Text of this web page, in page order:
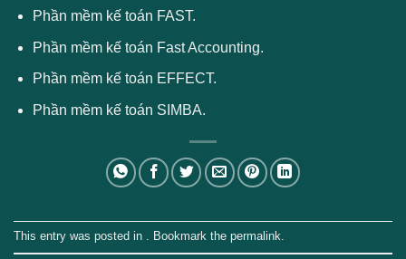
Phần mềm kế toán FAST.
Phần mềm kế toán Fast Accounting.
Phần mềm kế toán EFFECT.
Phần mềm kế toán SIMBA.
This entry was posted in . Bookmark the permalink.